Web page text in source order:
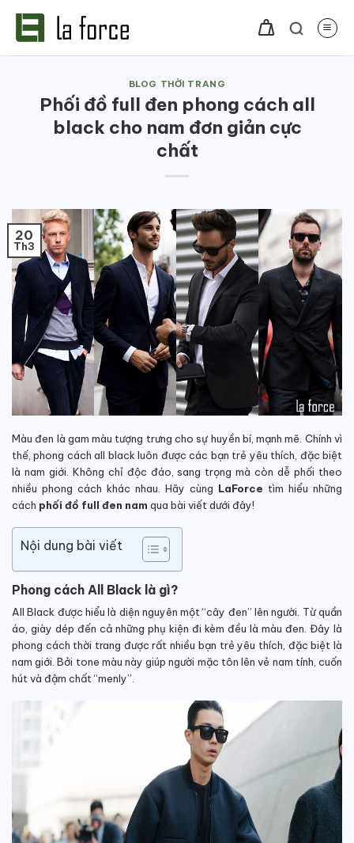
BLOG THỜI TRANG
Phối đồ full đen phong cách all
black cho nam đơn giản cực
chất
20
Th3
Màu đen là gam màu tượng trưng cho sự huyền bí, mạnh mẽ. Chính vì
thế, phong cách all black luôn được các bạn trẻ yêu thích, đặc biệt
là nam giới. Không chỉ độc đáo, sang trọng mà còn dễ phối theo
nhiều phong cách khác nhau. Hãy cùng LaForce tìm hiểu những
cách phối đồ full đen nam qua bài viết dưới đây!
Nội dung bài viết
Phong cách All Black là gì?
All Black được hiểu là diện nguyên một “cây đen” lên người. Từ quần
áo, giày dép đến cả những phụ kiện đi kèm đều là màu đen. Đây là
phong cách thời trang được rất nhiều bạn trẻ yêu thích, đặc biệt là
nam giới. Bởi tone màu này giúp người mặc tôn lên vẻ nam tính, cuốn
hút và đậm chất “menly”.